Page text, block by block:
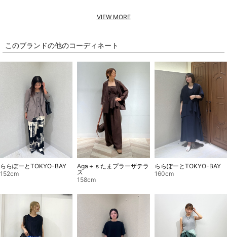
VIEW MORE
このブランドの他のコーディネート
ららぽーとTOKYO-BAY
152cm
Aga＋ｓたまプラーザテラ
ス
158cm
ららぽーとTOKYO-BAY
160cm